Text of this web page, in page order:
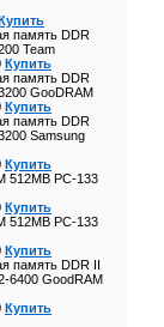
память DDR
Team
Купить
память DDR
GooDRAM
Купить
память DDR
Samsung
Купить
512MB PC-133
Купить
512MB PC-133
Купить
память DDR II
6400 GoodRAM
Купить